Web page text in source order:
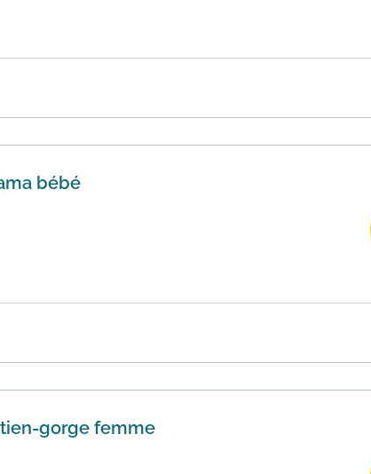
sur le deuxième sous-vêtement de votre
bébé
le deuxième pyjama acheté. L'offre s'applique
gorge femme